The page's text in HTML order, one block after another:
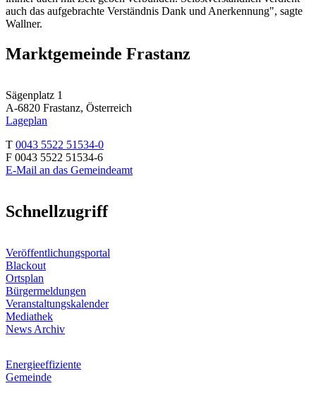
auch das aufgebrachte Verständnis Dank und Anerkennung", sagte
Wallner.
Marktgemeinde Frastanz
Sägenplatz 1
A-6820 Frastanz, Österreich
Lageplan
T 0043 5522 51534-0
F 0043 5522 51534-6
E-Mail an das Gemeindeamt
Schnellzugriff
Veröffentlichungsportal
Blackout
Ortsplan
Bürgermeldungen
Veranstaltungskalender
Mediathek
News Archiv
Energieeffiziente
Gemeinde